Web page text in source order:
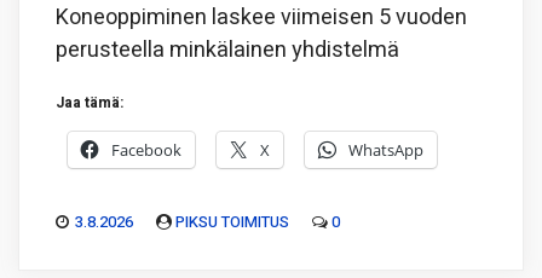
Koneoppiminen laskee viimeisen 5 vuoden
perusteella minkälainen yhdistelmä
Jaa tämä:
Facebook X WhatsApp
3.8.2026 PIKSU TOIMITUS 0